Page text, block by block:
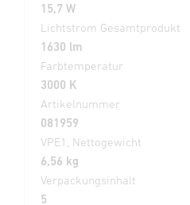
15,7 W
Lichtstrom Gesamtprodukt
1630 lm
Farbtemperatur
3000 K
Artikelnummer
081959
VPE1, Nettogewicht
6,56 kg
Verpackungsinhalt
5